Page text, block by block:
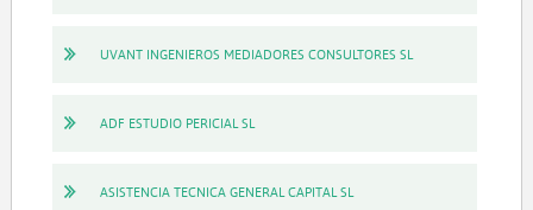
UVANT INGENIEROS MEDIADORES CONSULTORES SL
ADF ESTUDIO PERICIAL SL
ASISTENCIA TECNICA GENERAL CAPITAL SL